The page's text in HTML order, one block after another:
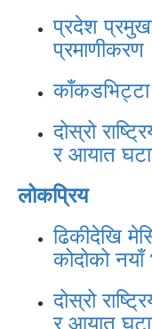
प्रदेश
प्रमाणीकरण
काँकडभिट्टा
दोस्रो
र आयात
लोकप्रिय
ढिकीदेखि
कोदोको नयाँ
दोस्रो
र आयात